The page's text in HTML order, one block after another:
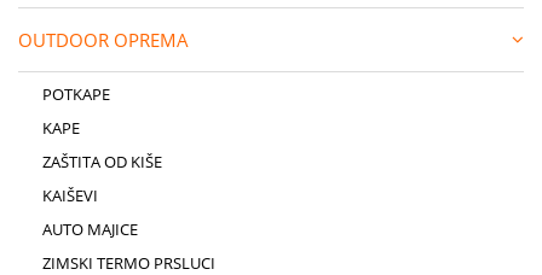
OUTDOOR OPREMA
POTKAPE
KAPE
ZAŠTITA OD KIŠE
KAIŠEVI
AUTO MAJICE
ZIMSKI TERMO PRSLUCI